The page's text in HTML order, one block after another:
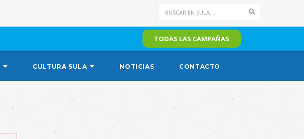
Search
TODAS LAS CAMPAÑAS
CULTURA SULA NOTICIAS CONTACTO